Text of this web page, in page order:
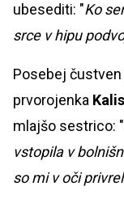
ubesediti: "Ko
srce v hipu
Posebej
prvorojenka
mlajšo sestrico: "
vstopila v
so mi v oči